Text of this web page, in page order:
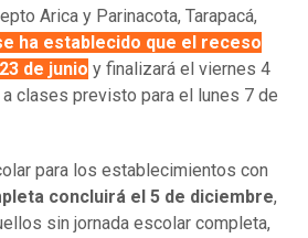
Arica y Parinacota, Tarapacá,
ha establecido que el receso
de junio y finalizará el viernes 4
clases previsto para el lunes 7 de
para los establecimientos con
concluirá el 5 de diciembre,
sin jornada escolar completa,